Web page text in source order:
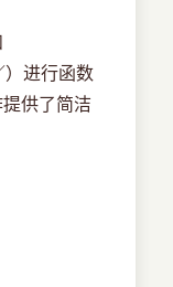
）进行函数
供了简洁